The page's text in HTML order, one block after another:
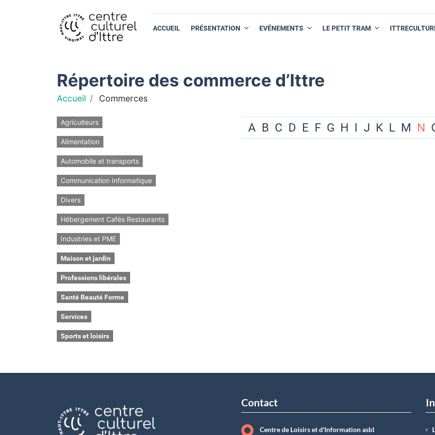
ACCUEIL PRÉSENTATION EVÉNEMENTS LE PETIT TRAM
Répertoire des commerce d’Ittre
Accueil Commerces
Agriculteurs
Alimentation
Automobile et transports
Communication Informatique
Divers
Hébergement Cafés Restaurants
Industries et PME
Maison et jardin
Professions libérales
Santé Beauté Forme
Services
Sports et loisirs
A B C D E F G H I J K L M N
Contact
Centre de Loisirs et d'Information asbI